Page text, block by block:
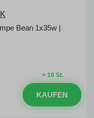
Bean 1x35w |
> 10 St.
KAUFEN